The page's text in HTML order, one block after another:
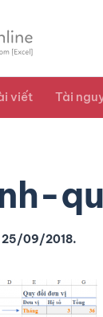
viết Tài
25/09/2018.